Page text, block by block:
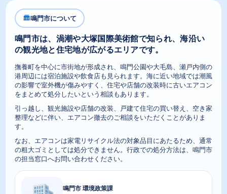
鳴門市について
鳴門市は、渦潮や大塚国際美術館で知られ、海沿い
の観光地と住宅地が広がるエリアです。
撫養町を中心に市街地が形成され、鳴門公園や大毛島、瀬戸内側の
港周辺には宿泊施設や飲食店も見られます。海に近い地域では潮風
の影響で室外機が傷みやすく、住宅や店舗の改装時に古いエアコン
をまとめて処分したいという相談もあります。
引っ越し、観光施設や店舗の改装、戸建て住宅の買い替え、空き家
整理などに伴い、エアコン撤去のご相談をいただくことがありま
す。
なお、エアコンは家電リサイクル法の対象品目にあたるため、通常
の粗大ゴミとしては処分できません。行政での処分方法は、鳴門市
の担当窓口へお問い合わせください。
鳴門市 環境政策課